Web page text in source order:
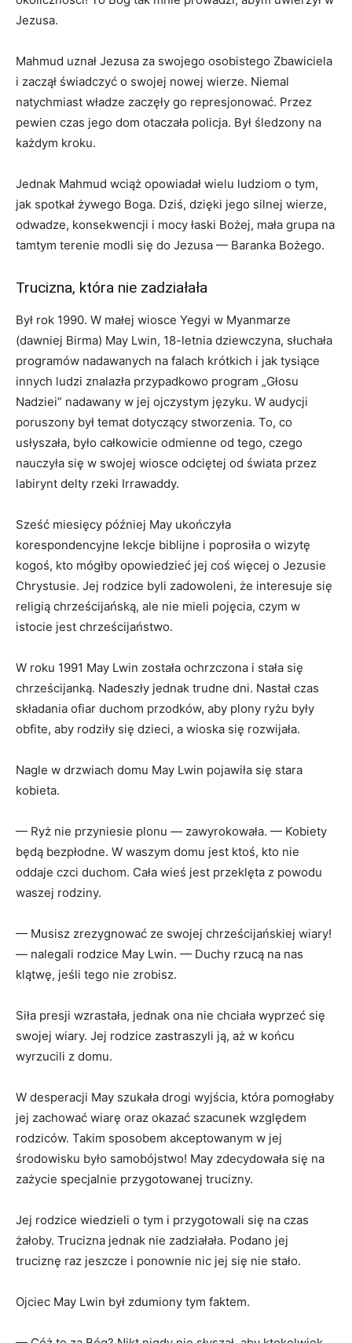
Jezusa.
Mahmud uznał Jezusa za swojego osobistego Zbawiciela
i zaczął świadczyć o swojej nowej wierze. Niemal
natychmiast władze zaczęły go represjonować. Przez
pewien czas jego dom otaczała policja. Był śledzony na
każdym kroku.
Jednak Mahmud wciąż opowiadał wielu ludziom o tym,
jak spotkał żywego Boga. Dziś, dzięki jego silnej wierze,
odwadze, konsekwencji i mocy łaski Bożej, mała grupa na
tamtym terenie modli się do Jezusa — Baranka Bożego.
Trucizna, która nie zadziałała
Był rok 1990. W małej wiosce Yegyi w Myanmarze
(dawniej Birma) May Lwin, 18-letnia dziewczyna, słuchała
programów nadawanych na falach krótkich i jak tysiące
innych ludzi znalazła przypadkowo program „Głosu
Nadziei” nadawany w jej ojczystym języku. W audycji
poruszony był temat dotyczący stworzenia. To, co
usłyszała, było całkowicie odmienne od tego, czego
nauczyła się w swojej wiosce odciętej od świata przez
labirynt delty rzeki Irrawaddy.
Sześć miesięcy później May ukończyła
korespondencyjne lekcje biblijne i poprosiła o wizytę
kogoś, kto mógłby opowiedzieć jej coś więcej o Jezusie
Chrystusie. Jej rodzice byli zadowoleni, że interesuje się
religią chrześcijańską, ale nie mieli pojęcia, czym w
istocie jest chrześcijaństwo.
W roku 1991 May Lwin została ochrzczona i stała się
chrześcijanką. Nadeszły jednak trudne dni. Nastał czas
składania ofiar duchom przodków, aby plony ryżu były
obfite, aby rodziły się dzieci, a wioska się rozwijała.
Nagle w drzwiach domu May Lwin pojawiła się stara
kobieta.
— Ryż nie przyniesie plonu — zawyrokowała. — Kobiety
będą bezpłodne. W waszym domu jest ktoś, kto nie
oddaje czci duchom. Cała wieś jest przeklęta z powodu
waszej rodziny.
— Musisz zrezygnować ze swojej chrześcijańskiej wiary!
— nalegali rodzice May Lwin. — Duchy rzucą na nas
klątwę, jeśli tego nie zrobisz.
Siła presji wzrastała, jednak ona nie chciała wyprzeć się
swojej wiary. Jej rodzice zastraszyli ją, aż w końcu
wyrzucili z domu.
W desperacji May szukała drogi wyjścia, która pomogłaby
jej zachować wiarę oraz okazać szacunek względem
rodziców. Takim sposobem akceptowanym w jej
środowisku było samobójstwo! May zdecydowała się na
zażycie specjalnie przygotowanej trucizny.
Jej rodzice wiedzieli o tym i przygotowali się na czas
żałoby. Trucizna jednak nie zadziałała. Podano jej
truciznę raz jeszcze i ponownie nic jej się nie stało.
Ojciec May Lwin był zdumiony tym faktem.